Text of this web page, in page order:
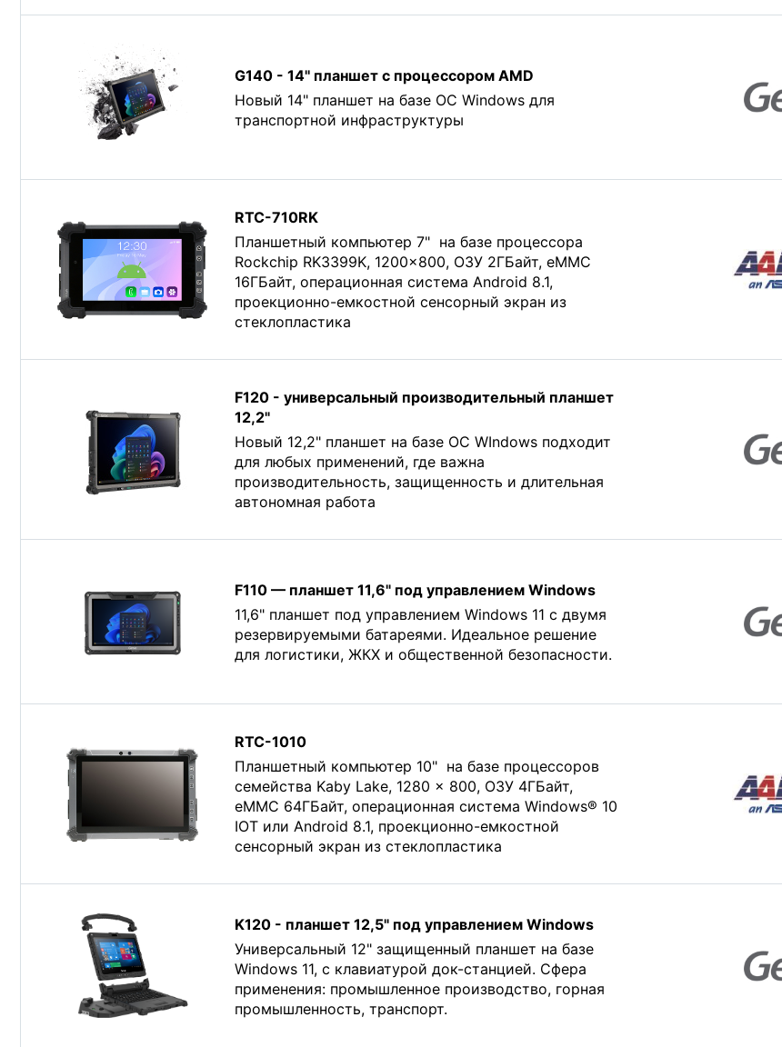
G140 - 14'' планшет с процессором AMD
Новый 14" планшет на базе ОС Windows для
транспортной инфраструктуры
RTC-710RK
Планшетный компьютер 7" на базе процессора
Rockchip RK3399K, 1200x800, ОЗУ 2ГБайт, eMMC
16ГБайт, операционная система Android 8.1,
проекционно-емкостной сенсорный экран из
стеклопластика
F120 - универсальный производительный планшет
12,2"
Новый 12,2" планшет на базе ОС WIndows подходит
для любых применений, где важна
производительность, защищенность и длительная
автономная работа
F110 — планшет 11,6" под управлением Windows
11,6" планшет под управлением Windows 11 c двумя
резервируемыми батареями. Идеальное решение
для логистики, ЖКХ и общественной безопасности.
RTC-1010
Планшетный компьютер 10" на базе процессоров
семейства Kaby Lake, 1280 x 800, ОЗУ 4ГБайт,
eMMC 64ГБайт, операционная система Windows® 10
IOT или Android 8.1, проекционно-емкостной
сенсорный экран из стеклопластика
K120 - планшет 12,5" под управлением Windows
Универсальный 12" защищенный планшет на базе
Windows 11, с клавиатурой док-станцией. Сфера
применения: промышленное производство, горная
промышленность, транспорт.